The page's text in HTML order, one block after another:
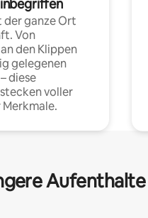
der ganze Ort
Von
den Klippen
gelegenen
diese
voller
Aufenthalte